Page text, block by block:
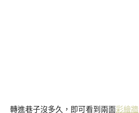
轉進巷子沒多久，即可看到兩面彩繪牆